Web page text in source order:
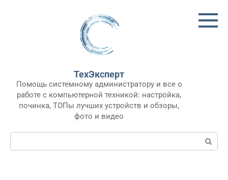
ТехЭксперт
Помощь системному администратору и все о
работе с компьютерной техникой: настройка,
починка, ТОПы лучших устройств и обзоры,
фото и видео
Поиск: